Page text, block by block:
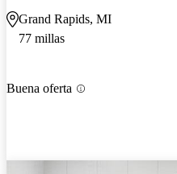
Grand Rapids, MI
77 millas
Buena oferta